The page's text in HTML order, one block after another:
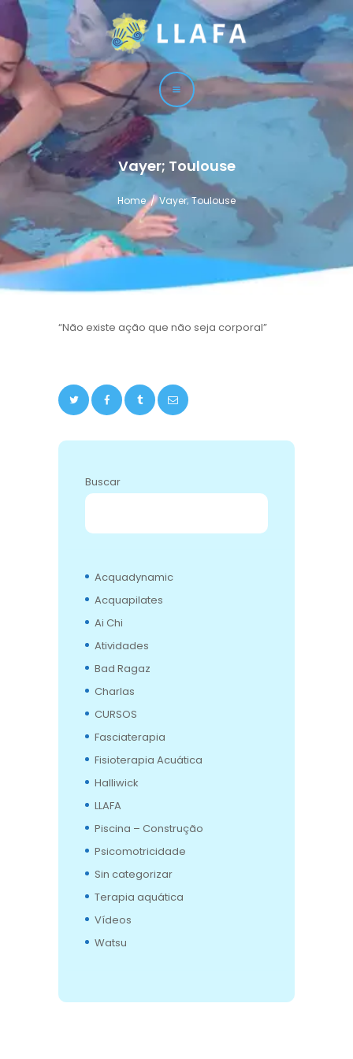
Vayer; Toulouse
Home Vayer; Toulouse
LLAFA
Liga Latinoamericana de Fisioterapia Acuática
LIGA
CURSOS
TÉCNICAS
SERVICIO
CONTACTO
“Não existe ação que não seja corporal”
Buscar
Acquadynamic
Acquapilates
Ai Chi
Atividades
Bad Ragaz
Charlas
CURSOS
Fasciaterapia
Fisioterapia Acuática
Halliwick
LLAFA
Piscina – Construção
Psicomotricidade
Sin categorizar
Terapia aquática
Vídeos
Watsu